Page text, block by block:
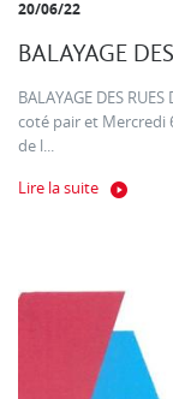
20/06/22
BALAYAGE
BALAYAGE DES
coté pair et Mercredi
de l...
Lire la suite